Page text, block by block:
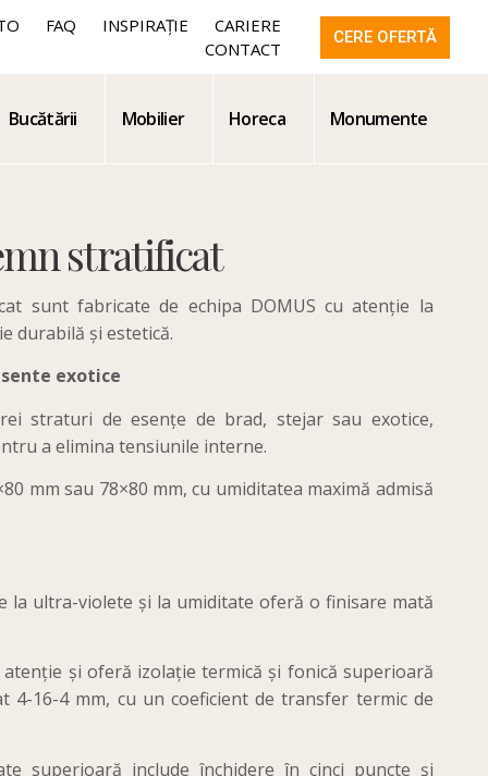
FAQ INSPIRAȚIE
CARIERE
CONTACT
CERE OFERTĂ
Bucătării Mobilier Horeca Monumente
stratificat
sunt fabricate de echipa DOMUS cu atenție la
durabilă și estetică.
exotice
straturi de esențe de brad, stejar sau exotice,
a elimina tensiunile interne.
mm sau 78×80 mm, cu umiditatea maximă admisă
la ultra-violete și la umiditate oferă o finisare mată
și oferă izolație termică și fonică superioară
4-16-4 mm, cu un coeficient de transfer termic de
superioară include închidere în cinci puncte și